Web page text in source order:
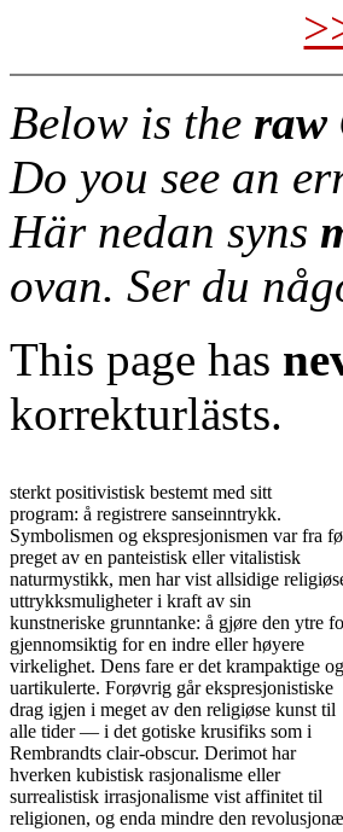
Below is the raw
Do you see an
Här nedan syns
ovan. Ser du
This page has
korrekturlästs.
sterkt positivistisk bestemt med sitt
program: å registrere sanseinntrykk.
Symbolismen og ekspresjonismen var fra
preget av en panteistisk eller vitalistisk
naturmystikk, men har vist allsidige
uttrykksmuligheter i kraft av sin
kunstneriske grunntanke: å gjøre den ytre
gjennomsiktig for en indre eller høyere
virkelighet. Dens fare er det krampaktige og
uartikulerte. Forøvrig går ekspresjonistiske
drag igjen i meget av den religiøse kunst til
alle tider — i det gotiske krusifiks som i
Rembrandts clair-obscur. Derimot har
hverken kubistisk rasjonalisme eller
surrealistisk irrasjonalisme vist affinitet til
religionen, og enda mindre den